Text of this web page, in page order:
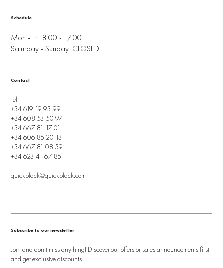
Mon - Fri: 8:00 - 17:00
Saturday - Sunday: CLOSED
Schedule
Tel:
+34 619 19 93 99
+34 608 53 50 97
+34 667 81 17 01
+34 606 85 20 13
+34 667 81 08 59
+34 623 41 67 85
quickplack@quickplack.com
Contact
Subscribe to our newsletter
Join and don't miss anything! Discover our offers or sales announcements first
and get exclusive discounts